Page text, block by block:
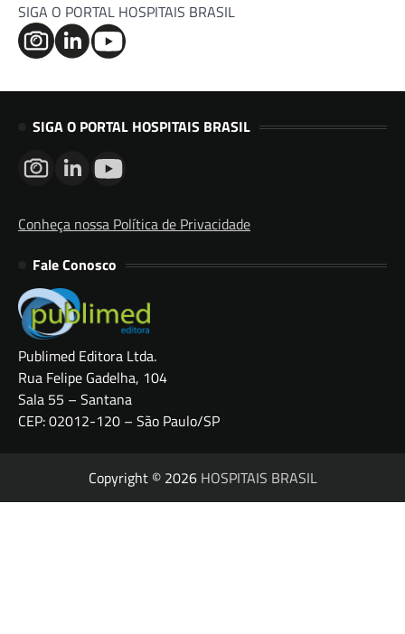
SIGA O PORTAL HOSPITAIS BRASIL
SIGA O PORTAL HOSPITAIS BRASIL
Conheça nossa Política de Privacidade
Fale Conosco
Publimed Editora Ltda.
Rua Felipe Gadelha, 104
Sala 55 – Santana
CEP: 02012-120 – São Paulo/SP
Copyright © 2026 HOSPITAIS BRASIL